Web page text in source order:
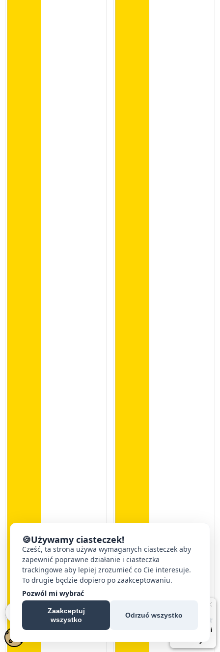
🍪Używamy ciasteczek!
Cześć, ta strona używa wymaganych ciasteczek aby
zapewnić poprawne działanie i ciasteczka
trackingowe aby lepiej zrozumieć co Cie interesuje.
To drugie będzie dopiero po zaakceptowaniu.
Pozwól mi wybrać
Zaakceptuj
wszystko
Odrzuć wszystko